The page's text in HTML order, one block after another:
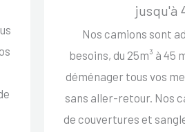
jusqu'à
Nos camions sont
besoins, du 25m³ à 45
déménager tous vos
sans aller-retour. Nos
de couvertures et